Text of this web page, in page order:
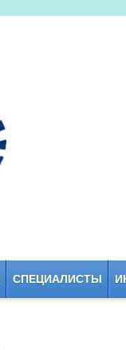
СПЕЦИАЛИСТЫ